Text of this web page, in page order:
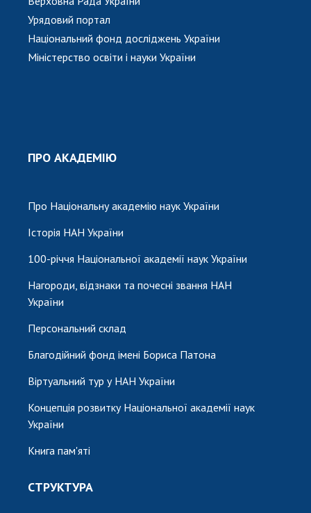
Урядовий портал
Національний фонд досліджень України
Міністерство освіти і науки України
ПРО АКАДЕМІЮ
Про Національну академію наук України
Історія НАН України
100-річчя Національної академії наук України
Нагороди, відзнаки та почесні звання НАН
України
Персональний склад
Благодійний фонд імені Бориса Патона
Віртуальний тур у НАН України
Концепція розвитку Національної академії наук
України
Книга пам'яті
СТРУКТУРА